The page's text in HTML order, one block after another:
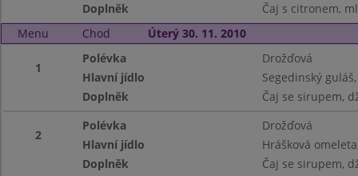
Doplněk
Čaj s citronem,
Menu
Chod Úterý 30. 11. 2010
1
Polévka
Drožďová
Hlavní jídlo
Segedinský
Doplněk
Čaj se sirupem,
2
Polévka
Drožďová
Hlavní jídlo
Hrášková
Doplněk
Čaj se sirupem,